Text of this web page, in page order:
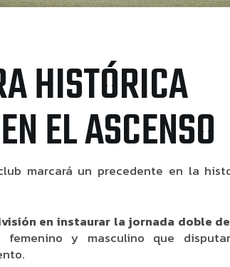
HISTÓRICA
EL ASCENSO
marcará un precedente en la
en instaurar la jornada doble
y masculino que